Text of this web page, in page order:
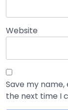
Website
Save my
the next time I